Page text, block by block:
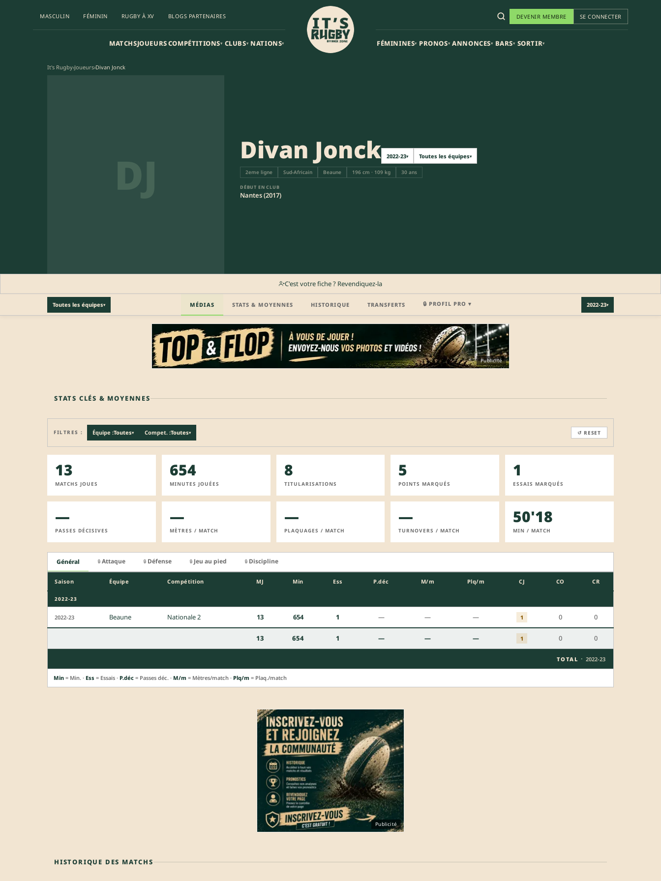
MASCULIN FÉMININ RUGBY À XV BLOGS PARTENAIRES
MATCHSJOUEURSCOMPÉTITIONS▾ CLUBS▾ NATIONS▾
DEVENIR MEMBRE SE CONNECTER
FÉMININES▾ PRONOS▾ ANNONCES▾ BARS▾ SORTIR▾
It's Rugby›Joueurs›Divan Jonck
DJ Divan Jonck 2022-23▾ Toutes les équipes▾
2eme ligne Sud-Africain Beaune 196 cm · 109 kg 30 ans
DÉBUT EN CLUB
Nantes (2017)
C'est votre fiche ? Revendiquez-la
MÉDIAS STATS & MOYENNES HISTORIQUE TRANSFERTS 🔒 PROFIL PRO ▾ 2022-23▾
Toutes les équipes▾
Profil pro · Réservé aux clubs REJOINDRE LA COMMUNAUTÉ
Publicité
STATS CLÉS & MOYENNES
FILTRES : Équipe :Toutes▾ Compet. :Toutes▾ ↺ RESET
13
MATCHS JOUES
654
MINUTES JOUÉES
8
TITULARISATIONS
5
POINTS MARQUÉS
1
ESSAIS MARQUÉS
—
PASSES DÉCISIVES
—
MÈTRES / MATCH
—
PLAQUAGES / MATCH
—
TURNOVERS / MATCH
50'18
MIN / MATCH
Général 🔒 Attaque 🔒 Défense 🔒 Jeu au pied 🔒 Discipline
Saison Équipe Compétition MJ Min Ess P.déc M/m Plq/m CJ CO CR
2022-23
2022-23 Beaune Nationale 2 13 654 1 — — — 1 0 0
13 654 1 — — — 1 0 0
TOTAL · 2022-23
Min = Min. · Ess = Essais · P.déc = Passes déc. · M/m = Mètres/match · Plq/m = Plaq./match
Publicité
HISTORIQUE DES MATCHS